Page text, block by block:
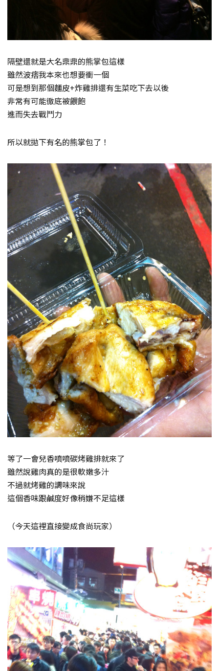
隔壁還就是大名鼎鼎的熊掌包這樣
雖然波痞我本來也想要衝一個
可是想到那個麵皮+炸雞排還有生菜吃下去以後
非常有可能徹底被餵飽
進而失去戰鬥力
所以就拋下有名的熊掌包了！
等了一會兒香噴噴碳烤雞排就來了
雖然說雞肉真的是很軟嫩多汁
不過就烤雞的調味來說
這個香味跟鹹度好像稍嫌不足這樣
（今天這裡直接變成食尚玩家）